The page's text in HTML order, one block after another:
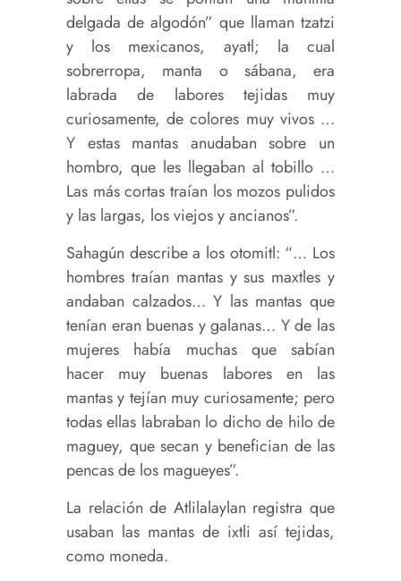
delgada de algodón” que llaman tzatzi
y los mexicanos, ayatl; la cual
sobrerropa, manta o sábana, era
labrada de labores tejidas muy
curiosamente, de colores muy vivos …
Y estas mantas anudaban sobre un
hombro, que les llegaban al tobillo …
Las más cortas traían los mozos pulidos
y las largas, los viejos y ancianos”.
Sahagún describe a los otomitl: “… Los
hombres traían mantas y sus maxtles y
andaban calzados… Y las mantas que
tenían eran buenas y galanas… Y de las
mujeres había muchas que sabían
hacer muy buenas labores en las
mantas y tejían muy curiosamente; pero
todas ellas labraban lo dicho de hilo de
maguey, que secan y benefician de las
pencas de los magueyes”.
La relación de Atlilalaylan registra que
usaban las mantas de ixtli así tejidas,
como moneda.